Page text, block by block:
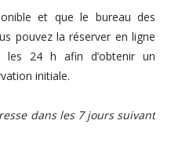
et que le bureau des
pouvez la réserver en ligne
les 24 h afin d’obtenir un
initiale.
dans les 7 jours suivant